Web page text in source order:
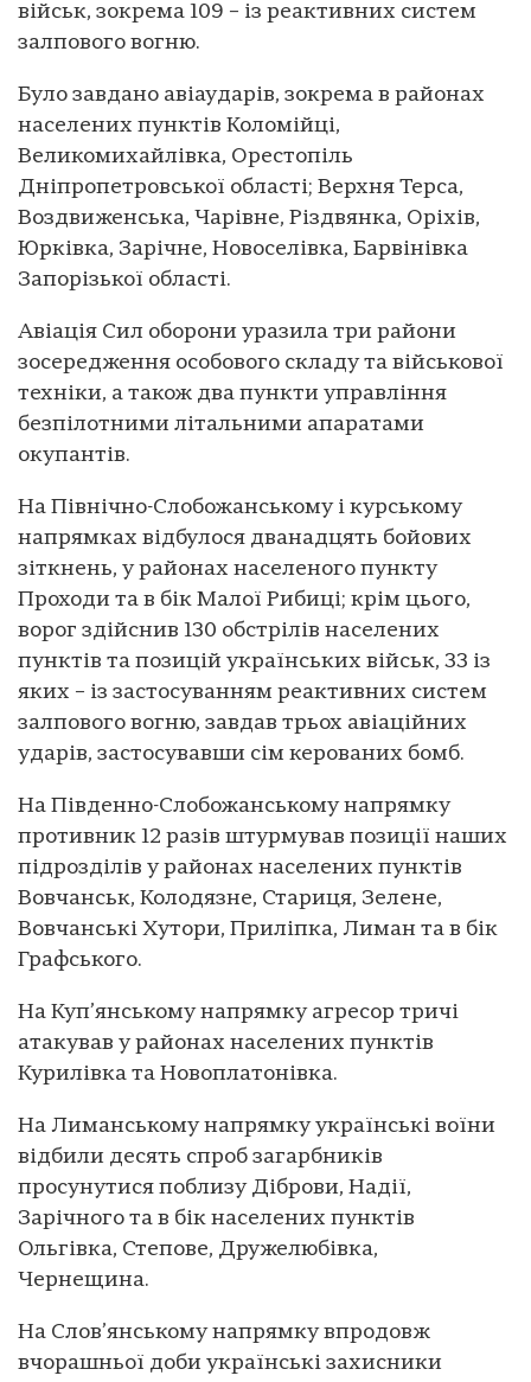
військ, зокрема 109 – із реактивних систем
залпового вогню.
Було завдано авіаударів, зокрема в районах
населених пунктів Коломійці,
Великомихайлівка, Орестопіль
Дніпропетровської області; Верхня Терса,
Воздвиженська, Чарівне, Різдвянка, Оріхів,
Юрківка, Зарічне, Новоселівка, Барвінівка
Запорізької області.
Авіація Сил оборони уразила три райони
зосередження особового складу та військової
техніки, а також два пункти управління
безпілотними літальними апаратами
окупантів.
На Північно-Слобожанському і курському
напрямках відбулося дванадцять бойових
зіткнень, у районах населеного пункту
Проходи та в бік Малої Рибиці; крім цього,
ворог здійснив 130 обстрілів населених
пунктів та позицій українських військ, 33 із
яких – із застосуванням реактивних систем
залпового вогню, завдав трьох авіаційних
ударів, застосувавши сім керованих бомб.
На Південно-Слобожанському напрямку
противник 12 разів штурмував позиції наших
підрозділів у районах населених пунктів
Вовчанськ, Колодязне, Стариця, Зелене,
Вовчанські Хутори, Приліпка, Лиман та в бік
Графського.
На Куп’янському напрямку агресор тричі
атакував у районах населених пунктів
Курилівка та Новоплатонівка.
На Лиманському напрямку українські воїни
відбили десять спроб загарбників
просунутися поблизу Діброви, Надії,
Зарічного та в бік населених пунктів
Ольгівка, Степове, Дружелюбівка,
Чернещина.
На Слов’янському напрямку впродовж
вчорашньої доби українські захисники